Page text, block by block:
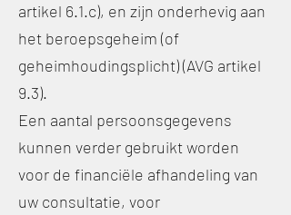
artikel 6.1.c), en zijn onderhevig aan
het beroepsgeheim (of
geheimhoudingsplicht) (AVG artikel
9.3).
Een aantal persoonsgegevens
kunnen verder gebruikt worden
voor de financiële afhandeling van
uw consultatie, voor